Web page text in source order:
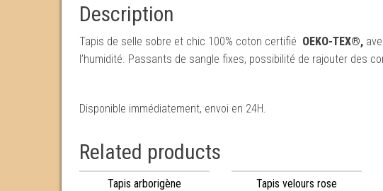
Description
Tapis de selle sobre et chic 100% coton certifié OEKO-TEX®,
l’humidité. Passants de sangle fixes, possibilité de rajouter des
Disponible immédiatement, envoi en 24H.
Related products
Tapis arborigène Tapis velours rose